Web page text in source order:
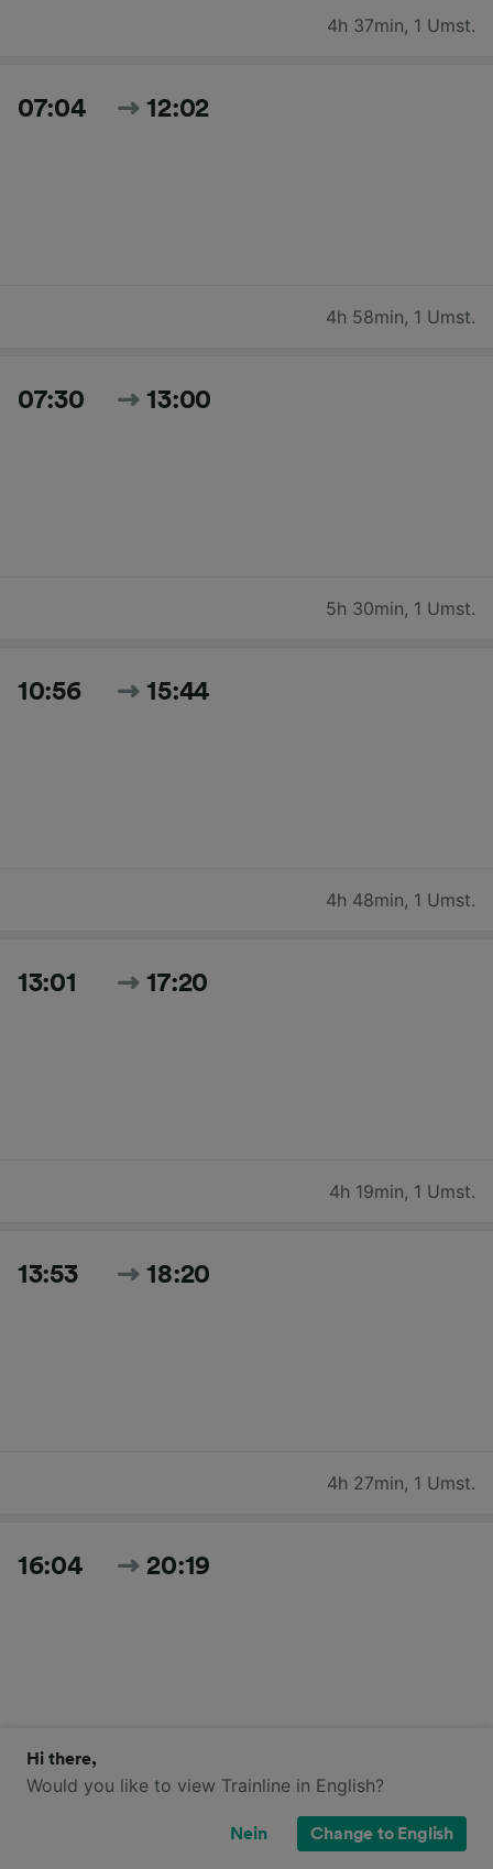
4h 37min, 1 Umst.
07:04 12:02
4h 58min, 1 Umst.
07:30 13:00
5h 30min, 1 Umst.
10:56 15:44
4h 48min, 1 Umst.
13:01 17:20
4h 19min, 1 Umst.
13:53 18:20
4h 27min, 1 Umst.
16:04 20:19
4h 15min
Hi there,
Would you like to view Trainline in English?
Nein Change to English